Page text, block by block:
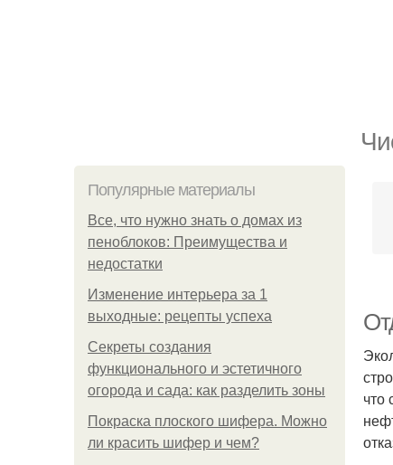
Популярные материалы
Все, что нужно знать о домах из
пеноблоков: Преимущества и
недостатки
Изменение интерьера за 1
выходные: рецепты успеха
Секреты создания
функционального и эстетичного
огорода и сада: как разделить зоны
Покраска плоского шифера. Можно
ли красить шифер и чем?
что